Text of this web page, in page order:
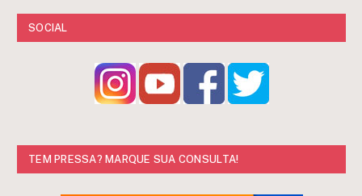
SOCIAL
TEM PRESSA? MARQUE SUA CONSULTA!